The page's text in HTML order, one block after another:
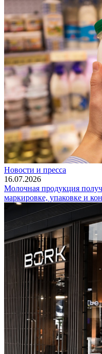
Новости и пресса
16.07.2026
Молочная продукция
маркировке, упаковке и